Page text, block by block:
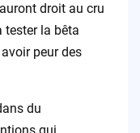
droit au cru
tester la bêta
peur des
du